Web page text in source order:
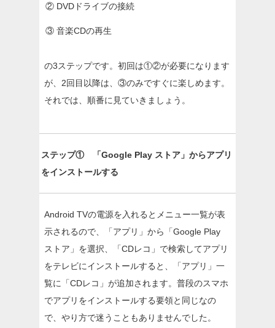
② DVDドライブの接続
③ 音楽CDの再生
の3ステップです。初回は①②が必要になります
が、2回目以降は、③のみですぐに楽しめます。
それでは、順番に見ていきましょう。
ステップ① 「Google Play ストア」からアプリ
をインストールする
Android TVの電源を入れるとメニュー一覧が表
示されるので、「アプリ」から「Google Play
ストア」を選択、「CDレコ」で検索してアプリ
をテレビにインストールすると、「アプリ」一
覧に「CDレコ」が追加されます。普段のスマホ
でアプリをインストールする要領と同じなの
で、やり方で迷うこともありませんでした。